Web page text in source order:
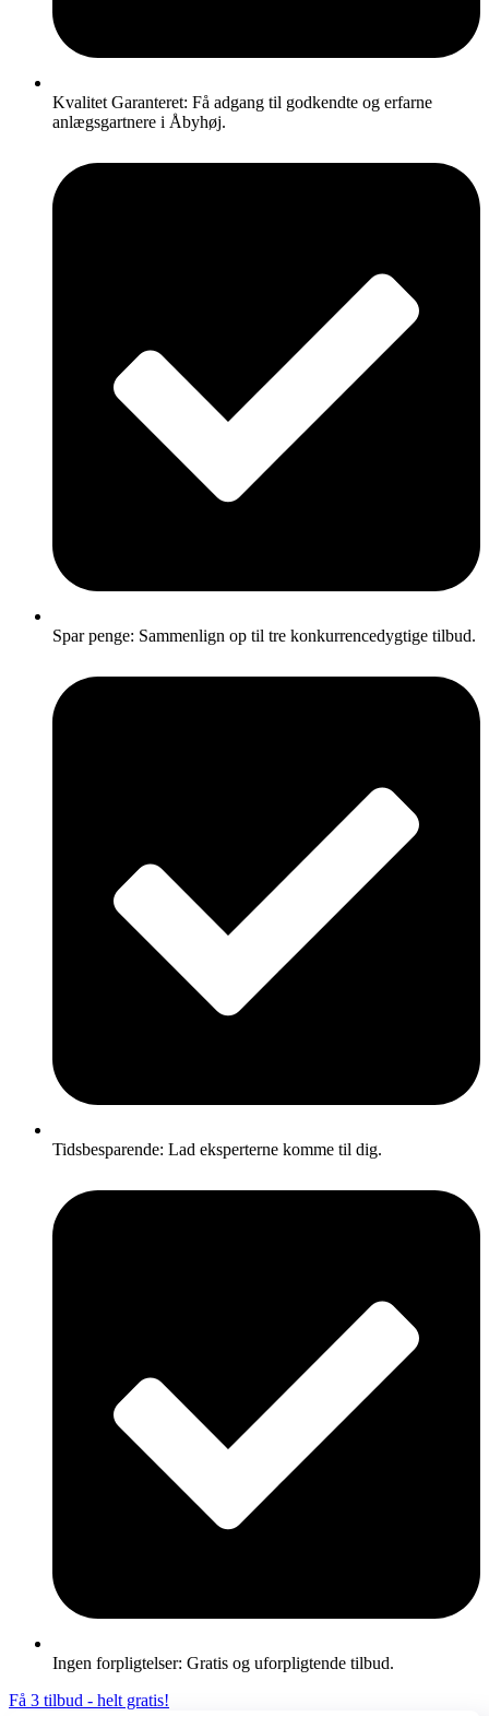
Kvalitet Garanteret: Få adgang til godkendte og erfarne
anlægsgartnere i Åbyhøj.
Spar penge: Sammenlign op til tre konkurrencedygtige tilbud.
Tidsbesparende: Lad eksperterne komme til dig.
Ingen forpligtelser: Gratis og uforpligtende tilbud.
Få 3 tilbud - helt gratis!